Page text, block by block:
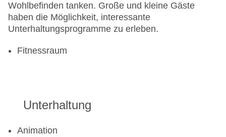
Wohlbefinden tanken. Große und kleine Gäste
haben die Möglichkeit, interessante
Unterhaltungsprogramme zu erleben.
Fitnessraum
Unterhaltung
Animation